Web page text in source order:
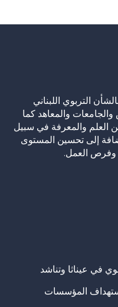
التربوي اللبناني
والجامعات والمعاهد كما
العلم والمعرفة في سبيل
إلى تحسين المستوى
وفرص العمل.
في عيناثا وتناشد
المؤسسات